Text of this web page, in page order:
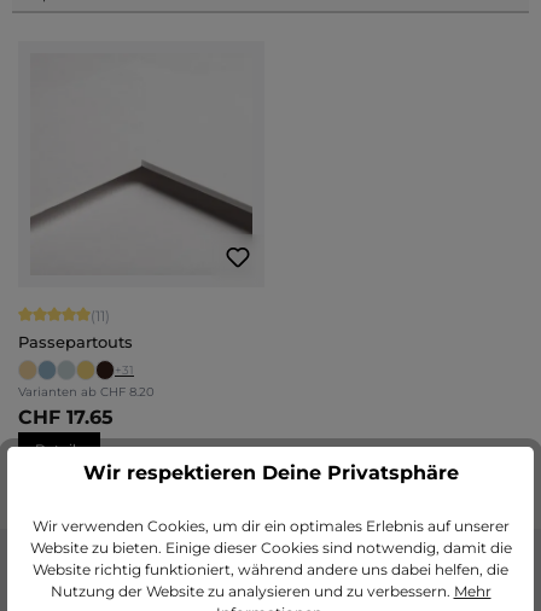
Durchschnittliche Bewertung von 5 von 5 Sternen
(11)
Passepartouts
+31
Varianten ab CHF 8.20
CHF 17.65
Details
Wir respektieren Deine Privatsphäre
Wir verwenden Cookies, um dir ein optimales Erlebnis auf unserer
Website zu bieten. Einige dieser Cookies sind notwendig, damit die
Website richtig funktioniert, während andere uns dabei helfen, die
Nutzung der Website zu analysieren und zu verbessern. Mehr